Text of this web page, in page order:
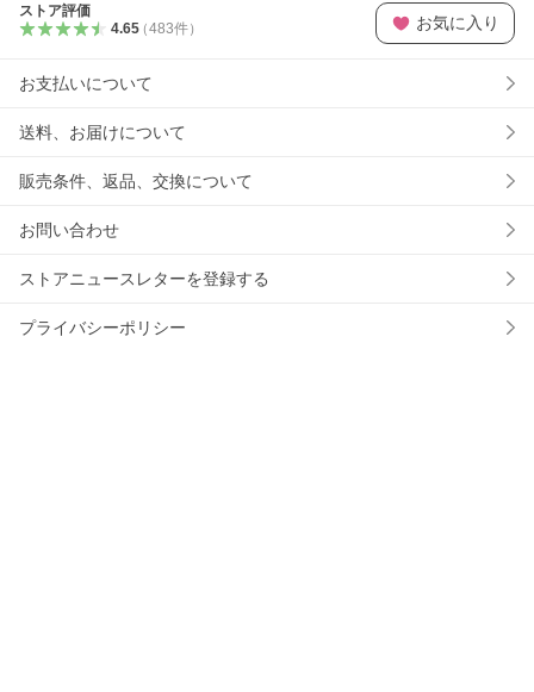
ストア評価
4.65（483件） お気に入り
お支払いについて
送料、お届けについて
販売条件、返品、交換について
お問い合わせ
ストアニュースレターを登録する
プライバシーポリシー